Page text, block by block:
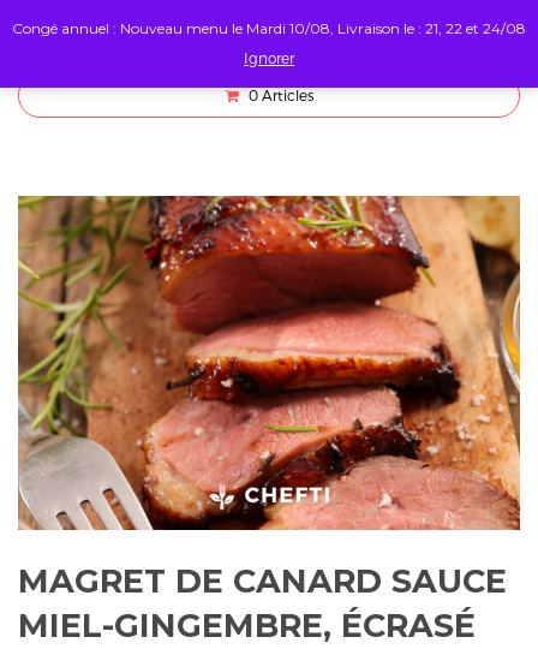
0 Articles
MAGRET DE CANARD SAUCE
MIEL-GINGEMBRE, ÉCRASÉ
Congé annuel : Nouveau menu le Mardi 10/08, Livraison le : 21, 22 et 24/08
Ignorer